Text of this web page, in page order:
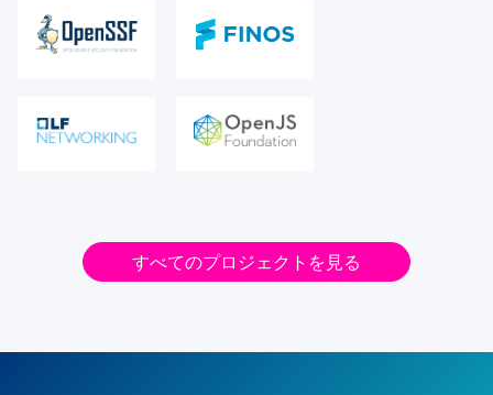
すべてのプロジェクトを見る